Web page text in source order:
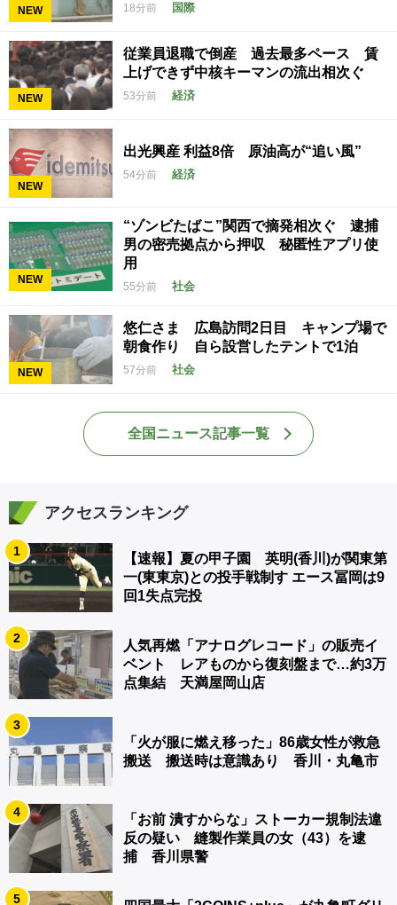
NEW 18分前 国際
NEW
従業員退職で倒産 過去最多ペース 賃
上げできず中核キーマンの流出相次ぐ
53分前 経済
NEW
出光興産 利益8倍 原油高が“追い風”
54分前 経済
NEW
“ゾンビたばこ”関西で摘発相次ぐ 逮捕
男の密売拠点から押収 秘匿性アプリ使
用
55分前 社会
NEW
悠仁さま 広島訪問2日目 キャンプ場で
朝食作り 自ら設営したテントで1泊
57分前 社会
全国ニュース記事一覧
アクセスランキング
1
【速報】夏の甲子園 英明(香川)が関東第
一(東東京)との投手戦制す エース冨岡は9
回1失点完投
2
人気再燃「アナログレコード」の販売イ
ベント レアものから復刻盤まで…約3万
点集結 天満屋岡山店
3
「火が服に燃え移った」86歳女性が救急
搬送 搬送時は意識あり 香川・丸亀市
4
「お前 潰すからな」ストーカー規制法違
反の疑い 縫製作業員の女（43）を逮
捕 香川県警
5